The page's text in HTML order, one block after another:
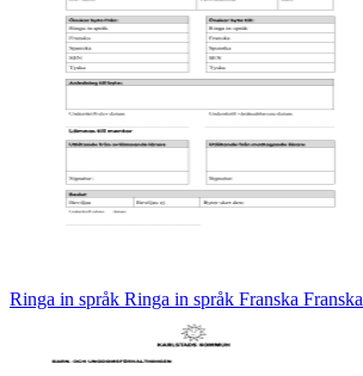
Ringa in språk Ringa in språk Franska Franska